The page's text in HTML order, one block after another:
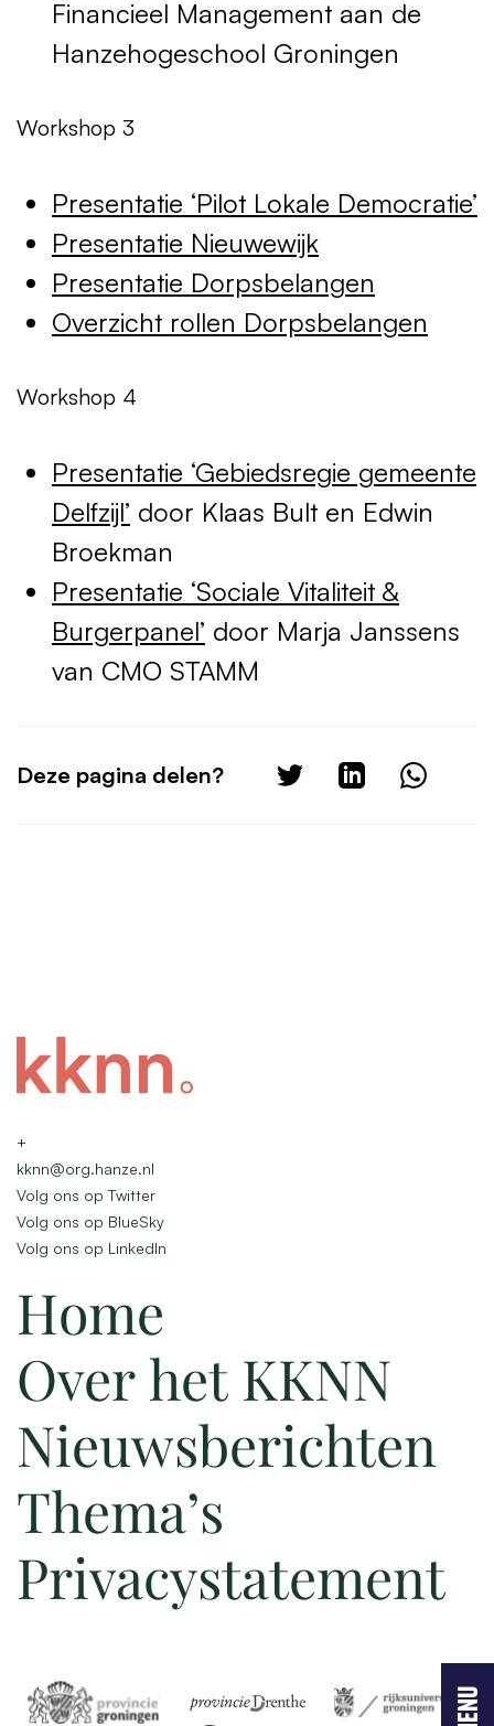
menu
Financieel Management aan de
Hanzehogeschool Groningen
Workshop 3
Presentatie ‘Pilot Lokale Democratie’
Presentatie Nieuwewijk
Presentatie Dorpsbelangen
Overzicht rollen Dorpsbelangen
Workshop 4
Presentatie ‘Gebiedsregie gemeente
Delfzijl’ door Klaas Bult en Edwin
Broekman
Presentatie ‘Sociale Vitaliteit &
Burgerpanel’ door Marja Janssens
van CMO STAMM
Deze pagina delen?
+
kknn@org.hanze.nl
Volg ons op Twitter
Volg ons op BlueSky
Volg ons op LinkedIn
Home
Over het KKNN
Nieuwsberichten
Thema’s
Privacystatement